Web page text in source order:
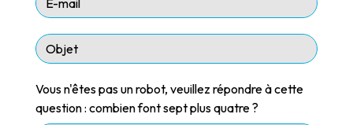
Vous n'êtes pas un robot, veuillez répondre à cette
question : combien font sept plus quatre ?